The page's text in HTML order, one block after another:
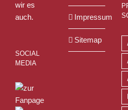
wir es
auch.
SOCIAL
MEDIA
Impressum
Sitemap